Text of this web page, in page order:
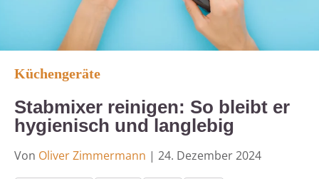
Küchengeräte
Stabmixer reinigen: So bleibt er
hygienisch und langlebig
Von Oliver Zimmermann | 24. Dezember 2024